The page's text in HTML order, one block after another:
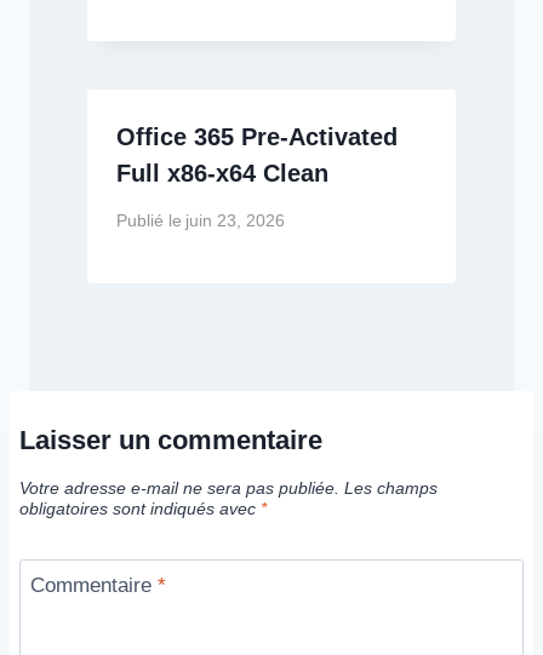
Office 365 Pre-Activated
Full x86-x64 Clean
Publié le juin 23, 2026
Laisser un commentaire
Votre adresse e-mail ne sera pas publiée. Les champs
obligatoires sont indiqués avec *
Commentaire *